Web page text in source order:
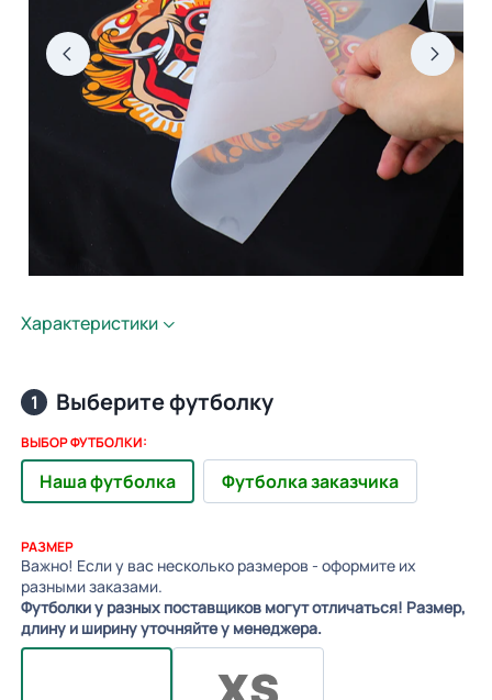
Характеристики
1 Выберите футболку
ВЫБОР ФУТБОЛКИ:
Наша футболка Футболка заказчика
РАЗМЕР
Важно! Если у вас несколько размеров - оформите их
разными заказами.
Футболки у разных поставщиков могут отличаться! Размер,
длину и ширину уточняйте у менеджера.